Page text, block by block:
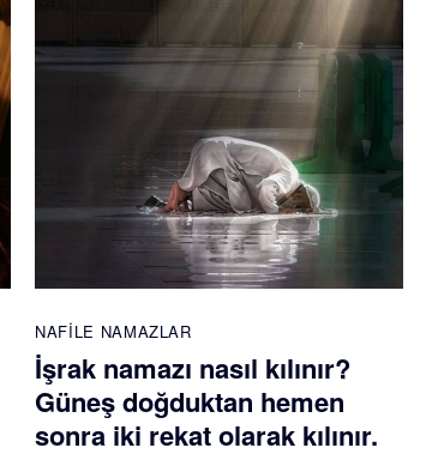
NAFILE NAMAZLAR
İşrak namazı nasıl kılınır?
Güneş doğduktan hemen
sonra iki rekat olarak kılınır.